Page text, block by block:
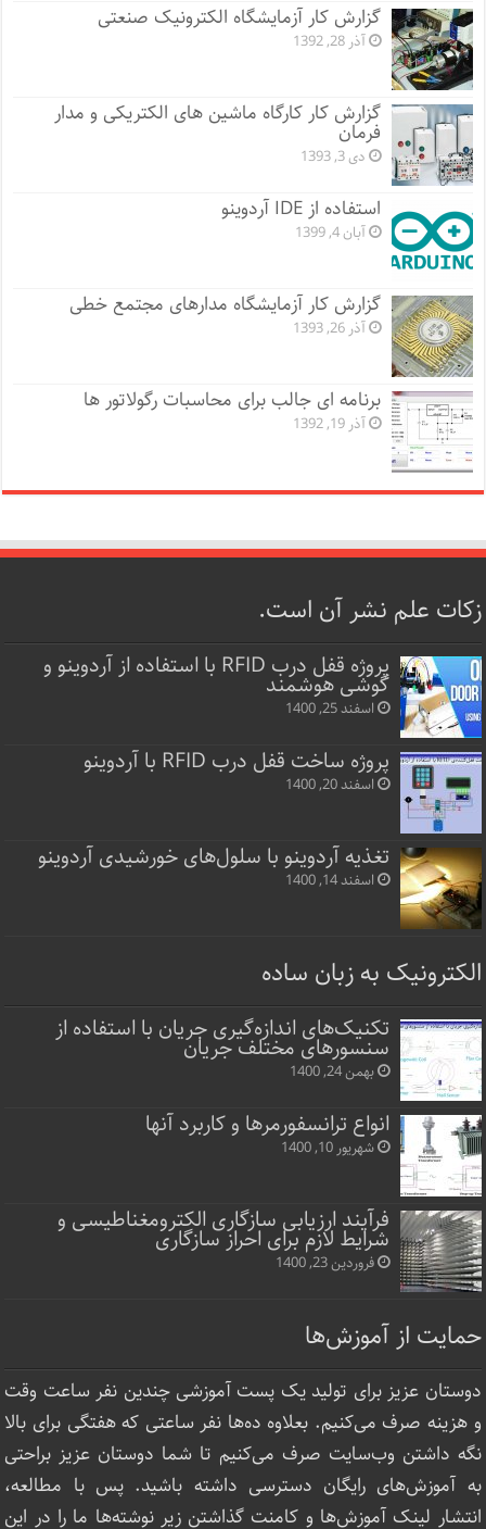
گزارش کار آزمایشگاه الکترونیک صنعتی
آذر 28, 1392
گزارش کار کارگاه ماشین های الکتریکی و مدار
فرمان
دی 3, 1393
استفاده از IDE آردوینو
آبان 4, 1399
گزارش کار آزمایشگاه مدارهای مجتمع خطی
آذر 26, 1393
برنامه ای جالب برای محاسبات رگولاتور ها
آذر 19, 1392
زکات علم نشر آن است.
پروژه قفل‌ درب RFID با استفاده از آردوینو و
گوشی هوشمند
اسفند 25, 1400
پروژه ساخت قفل‌ درب RFID با آردوینو
اسفند 20, 1400
تغذیه آردوینو با سلول‌های خورشیدی آردوینو
اسفند 14, 1400
الکترونیک به زبان ساده
تکنیک‌های اندازه‌گیری جریان با استفاده از
سنسورهای مختلف جریان
بهمن 24, 1400
انواع ترانسفورمرها و کاربرد آنها
شهریور 10, 1400
فرآیند ارزیابی سازگاری الکترومغناطیسی و
شرایط لازم برای احراز سازگاری
فروردین 23, 1400
حمایت از آموزش‌ها
دوستان عزیز برای تولید یک پست آموزشی چندین نفر ساعت‌ وقت
و هزینه صرف می‌کنیم. بعلاوه ده‌ها نفر ساعتی که هفتگی برای بالا
نگه داشتن وب‌سایت صرف ‌می‌کنیم تا شما دوستان عزیز براحتی
به آموزش‌های رایگان دسترسی داشته باشید. پس با مطالعه،
انتشار لینک‌ آموزش‌ها و کامنت گذاشتن زیر نوشته‌‌ها ما را در این